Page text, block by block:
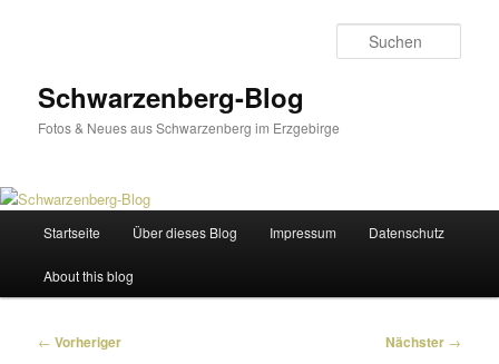
Schwarzenberg-Blog
Fotos & Neues aus Schwarzenberg im Erzgebirge
Startseite Über dieses Blog Impressum Datenschutz
About this blog
Beitragsnavigation
← Vorheriger Nächster →